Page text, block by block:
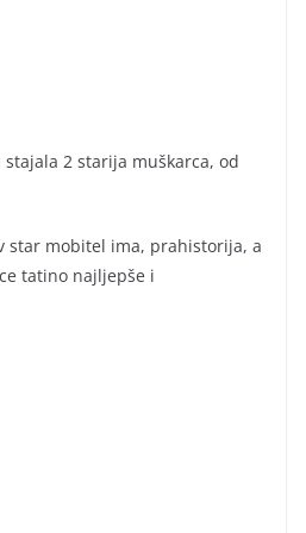
2 starija muškarca, od
star mobitel ima, prahistorija, a
tatino najljepše i